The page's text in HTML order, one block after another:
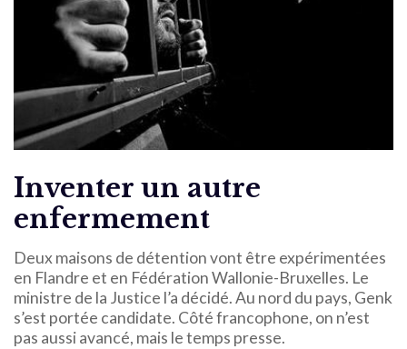
Inventer un autre
enfermement
Deux maisons de détention vont être expérimentées
en Flandre et en Fédération Wallonie-Bruxelles. Le
ministre de la Justice l’a décidé. Au nord du pays, Genk
s’est portée candidate. Côté francophone, on n’est
pas aussi avancé, mais le temps presse.